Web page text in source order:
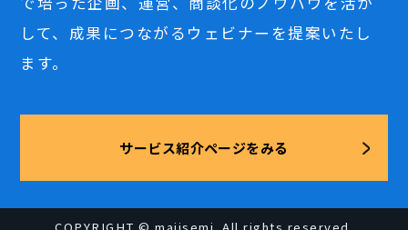
して、成果につながるウェビナーを提案いたし
ます。
サービス紹介ページをみる